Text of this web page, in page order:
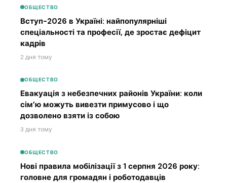
ОБЩЕСТВО
Вступ-2026 в Україні: найпопулярніші
спеціальності та професії, де зростає дефіцит
кадрів
2 дня тому
ОБЩЕСТВО
Евакуація з небезпечних районів України: коли
сім’ю можуть вивезти примусово і що
дозволено взяти із собою
3 дня тому
ОБЩЕСТВО
Нові правила мобілізації з 1 серпня 2026 року:
головне для громадян і роботодавців